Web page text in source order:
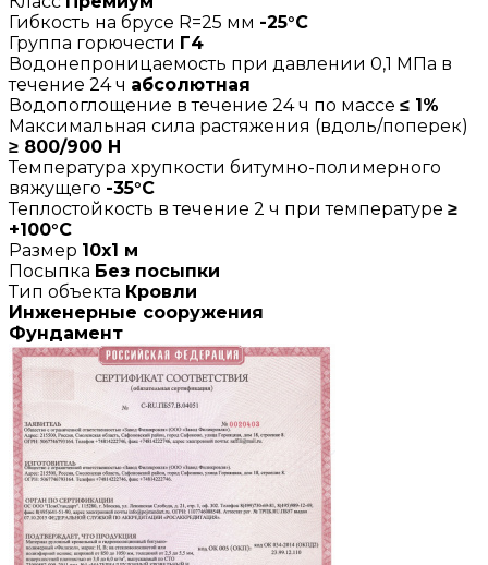
Гибкость на брусе R=25 мм -25°C
Группа горючести Г4
Водонепроницаемость при давлении 0,1 МПа в
течение 24 ч абсолютная
Водопоглощение в течение 24 ч по массе ≤ 1%
Максимальная сила растяжения (вдоль/поперек)
≥ 800/900 Н
Температура хрупкости битумно-полимерного
вяжущего -35°С
Теплостойкость в течение 2 ч при температуре ≥
+100°C
Размер 10х1 м
Посыпка Без посыпки
Тип объекта Кровли
Инженерные сооружения
Фундамент